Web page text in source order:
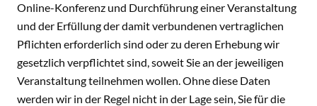
Online-Konferenz und Durchführung einer Veranstaltung
und der Erfüllung der damit verbundenen vertraglichen
Pflichten erforderlich sind oder zu deren Erhebung wir
gesetzlich verpflichtet sind, soweit Sie an der jeweiligen
Veranstaltung teilnehmen wollen. Ohne diese Daten
werden wir in der Regel nicht in der Lage sein, Sie für die